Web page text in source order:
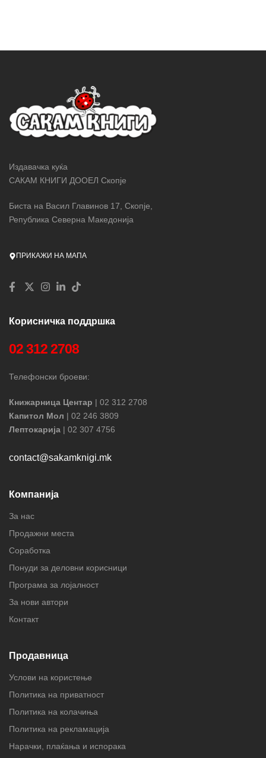
Издавачка куќа
САКАМ КНИГИ ДООЕЛ Скопје
Биста на Васил Главинов 17, Скопје,
Република Северна Македонија
ПРИКАЖИ НА МАПА
Корисничка поддршка
02 312 2708
Телефонски броеви:
Книжарница Центар | 02 312 2708
Капитол Мол | 02 246 3809
Лептокарија | 02 307 4756
contact@sakamknigi.mk
Компанија
За нас
Продажни места
Соработка
Понуди за деловни корисници
Програма за лојалност
За нови автори
Контакт
Продавница
Услови на користење
Политика на приватност
Политика на колачиња
Политика на рекламација
Нарачки, плаќања и испорака